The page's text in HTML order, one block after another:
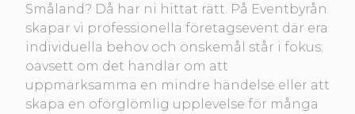
Småland? Då har ni hittat rätt. På Eventbyrån
skapar vi professionella företagsevent där era
individuella behov och önskemål står i fokus;
oavsett om det handlar om att
uppmärksamma en mindre händelse eller att
skapa en oförglömlig upplevelse för många